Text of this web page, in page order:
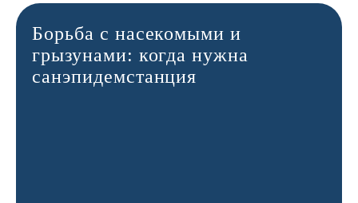
Борьба с насекомыми и
грызунами: когда нужна
санэпидемстанция